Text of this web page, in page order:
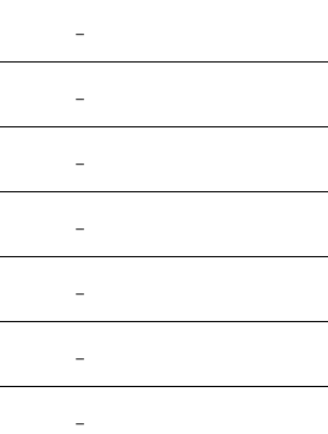
－
－
－
－
－
－
－